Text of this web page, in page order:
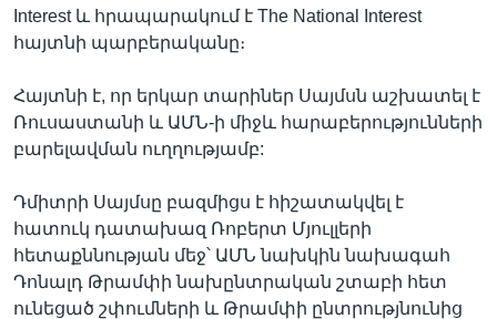
Interest և հրապարակում է The National Interest
հայտնի պարբերականը։
Հայտնի է, որ երկար տարիներ Սայմսն աշխատել է
Ռուսաստանի և ԱՄՆ-ի միջև հարաբերությունների
բարելավման ուղղությամբ:
Դմիտրի Սայմսը բազմիցս է հիշատակվել է
հատուկ դատախազ Ռոբերտ Մյուլլերի
հետաքննության մեջ՝ ԱՄՆ նախկին նախագահ
Դոնալդ Թրամփի նախընտրական շտաբի հետ
ունեցած շփումների և Թրամփի ընտրությնունից